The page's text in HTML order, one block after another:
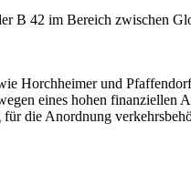
B 42 im Bereich zwischen
Horchheimer und
eines hohen finanziellen
die Anordnung